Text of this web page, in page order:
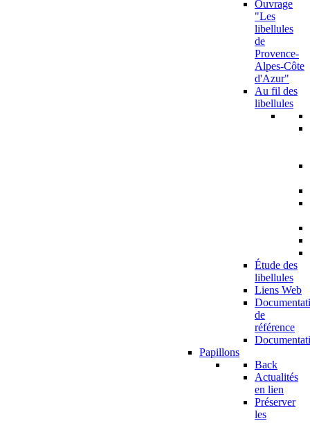
Ouvrage
"Les
libellules
de
Provence-
Alpes-Côte
d'Azur"
Au fil des
libellules
Étude des
libellules
Liens Web
de
référence
Papillons
Back
Actualités
en lien
Préserver
les